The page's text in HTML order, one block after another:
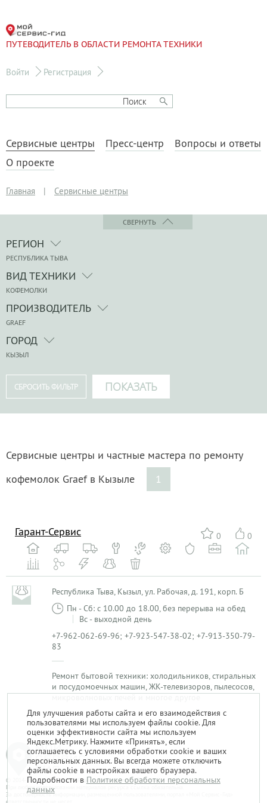
ПУТЕВОДИТЕЛЬ В ОБЛАСТИ РЕМОНТА ТЕХНИКИ
Войти Регистрация
Сервисные центры Пресс-центр
Вопросы и ответы
О проекте
Главная | Сервисные центры
СВЕРНУТЬ
РЕГИОН
РЕСПУБЛИКА ТЫВА
ВИД ТЕХНИКИ
КОФЕМОЛКИ
ПРОИЗВОДИТЕЛЬ
GRAEF
ГОРОД
КЫЗЫЛ
Сервисные центры и частные мастера по ремонту
кофемолок Graef в Кызыле
1
0 0
Гарант-Сервис
Республика Тыва, Кызыл, ул. Рабочая, д. 191, корп. Б
Пн - Сб: с 10.00 до 18.00, без перерыва на обед
Вс - выходной день
+7-962-062-69-96; +7-923-547-38-02; +7-913-350-79-
83
Ремонт бытовой техники: холодильников, стиральных
и посудомоечных машин, ЖК-телевизоров, пылесосов,
микроволновых печей и многое другое
1
© 2014-2026. «Мой Сервис-Гид» – проект группы «Текарт».
При любом использовании материалов ресурса ссылка обязательна.
За достоверность информации, размещенной пользователями, портал «Мой Сервис-Гид»
Для улучшения работы сайта и его взаимодействия с
пользователями мы используем файлы cookie. Для
оценки эффективности сайта мы используем
Яндекс.Метрику. Нажмите «Принять», если
соглашаетесь с условиями обработки cookie и ваших
персональных данных. Вы всегда можете отключить
файлы cookie в настройках вашего браузера.
Подробности в Политике обработки персональных
данных